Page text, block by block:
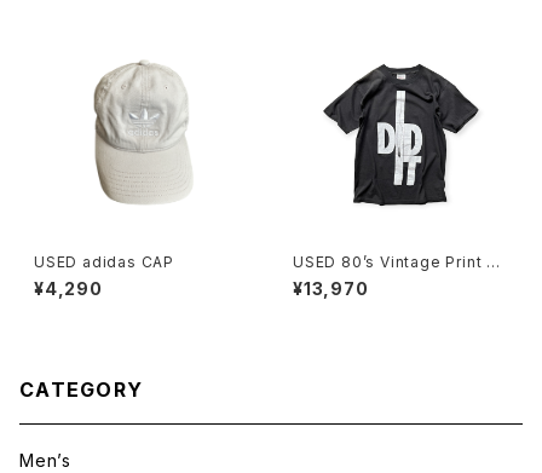
USED adidas CAP
¥4,290
USED 80’s Vintage Print Te
e
¥13,970
CATEGORY
Men’s